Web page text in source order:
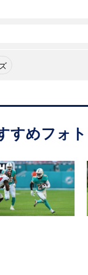
すめフォト